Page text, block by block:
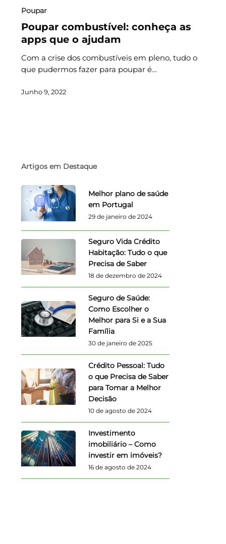
Poupar
Poupar combustível: conheça as
apps que o ajudam
Com a crise dos combustíveis em pleno, tudo o
que pudermos fazer para poupar é…
Junho 9, 2022
Artigos em Destaque
Melhor plano de saúde
em Portugal
29 de janeiro de 2024
Seguro Vida Crédito
Habitação: Tudo o que
Precisa de Saber
18 de dezembro de 2024
Seguro de Saúde:
Como Escolher o
Melhor para Si e a Sua
Família
30 de janeiro de 2025
Crédito Pessoal: Tudo
o que Precisa de Saber
para Tomar a Melhor
Decisão
10 de agosto de 2024
Investimento
imobiliário – Como
investir em imóveis?
16 de agosto de 2024